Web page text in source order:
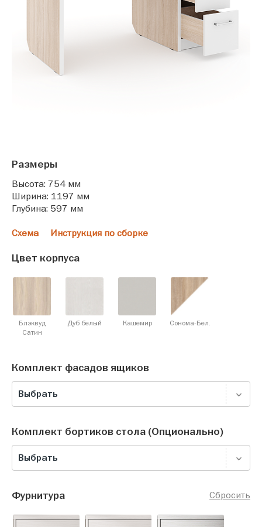
Размеры
Высота: 754 мм
Ширина: 1197 мм
Глубина: 597 мм
Схема Инструкция по сборке
Цвет корпуса
Блэквуд
Cатин
Дуб белый Кашемир Сонома-Бел.
Комплект фасадов ящиков
Выбрать
Комплект бортиков стола (Опционально)
Выбрать
Сбросить
Фурнитура